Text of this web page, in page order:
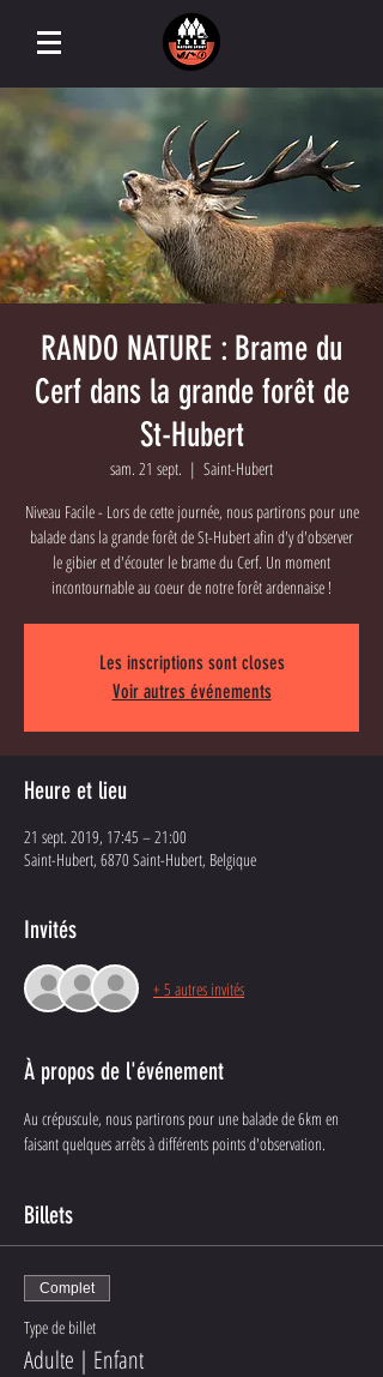
RANDO NATURE : Brame du
Cerf dans la grande forêt de
St-Hubert
sam. 21 sept.
  |
Saint-Hubert
Niveau Facile - Lors de cette journée, nous partirons pour une
balade dans la grande forêt de St-Hubert afin d'y d'observer
le gibier et d'écouter le brame du Cerf. Un moment
incontournable au coeur de notre forêt ardennaise !
Les inscriptions sont closes
Voir autres événements
Heure et lieu
21 sept. 2019, 17:45 – 21:00
Saint-Hubert, 6870 Saint-Hubert, Belgique
Invités
+ 5 autres invités
À propos de l'événement
Au crépuscule, nous partirons pour une balade de 6km en
faisant quelques arrêts à différents points d'observation.
Billets
Complet
Type de billet
Adulte | Enfant